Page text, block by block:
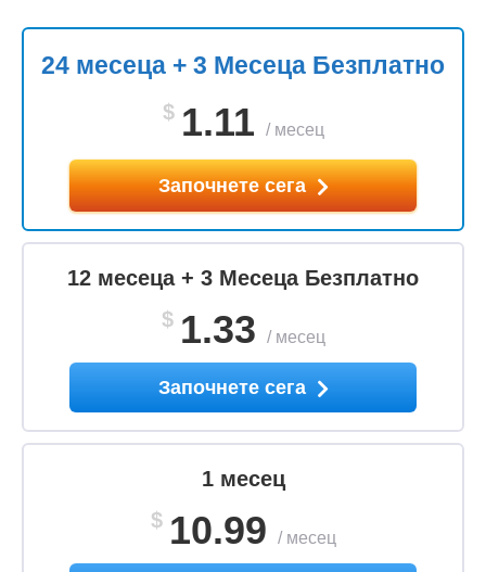
24 месеца + 3 Месеца Безплатно
$ 1.11 / месец
Започнете сега
12 месеца + 3 Месеца Безплатно
$ 1.33 / месец
Започнете сега
1 месец
$ 10.99 / месец